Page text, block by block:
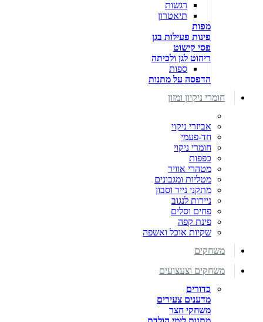
רגשות
תיאטרון
מפות
פינות פעילות בגן
פסי קישוט
ריהוט לגן ולכיתה
ספות
הדפסה על מתנות
חומרי ניקיון ומזון
אביזרי ניקוי
חד-פעמי
חומרי ניקוי
כפפות
מטהרי אוויר
מטליות ומגבונים
מתקני נייר וסבון
ניירות לנגוב
פחים וסלים
פינת קפה
שקיות אוכל ואשפה
משחקים
משחקים וצעצועים
כדורים
מדענים צעירים
משחקי חצר